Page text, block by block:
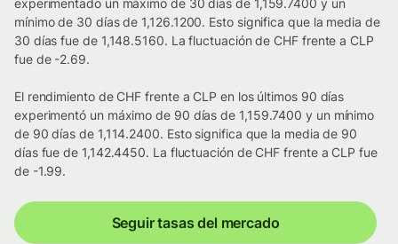
experimentado un máximo de 30 días de 1,159.7400 y un
mínimo de 30 días de 1,126.1200. Esto significa que la media de
30 días fue de 1,148.5160. La fluctuación de CHF frente a CLP
fue de -2.69.
El rendimiento de CHF frente a CLP en los últimos 90 días
experimentó un máximo de 90 días de 1,159.7400 y un mínimo
de 90 días de 1,114.2400. Esto significa que la media de 90
días fue de 1,142.4450. La fluctuación de CHF frente a CLP fue
de -1.99.
Seguir tasas del mercado